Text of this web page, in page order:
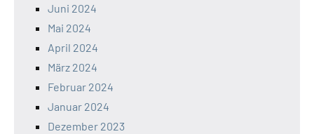
Juni 2024
Mai 2024
April 2024
März 2024
Februar 2024
Januar 2024
Dezember 2023